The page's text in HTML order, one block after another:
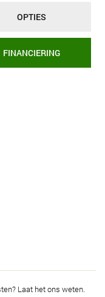
OPTIES
FINANCIERING
Laat het ons weten.